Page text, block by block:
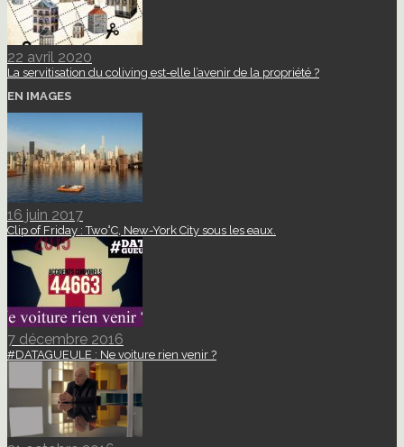
22 avril 2020
La servitisation du coliving est-elle l’avenir de la propriété ?
EN IMAGES
16 juin 2017
Clip of Friday : Two°C, New-York City sous les eaux.
7 décembre 2016
#DATAGUEULE : Ne voiture rien venir ?